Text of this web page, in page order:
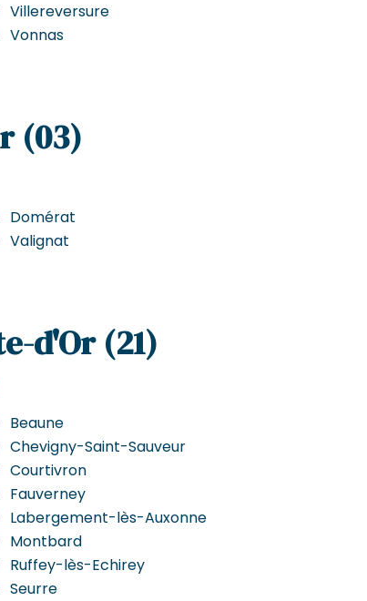
Villereversure
Vonnas
(03)
Domérat
Valignat
d'Or (21)
Beaune
Chevigny-Saint-Sauveur
Courtivron
Fauverney
Labergement-lès-Auxonne
Montbard
Ruffey-lès-Echirey
Seurre